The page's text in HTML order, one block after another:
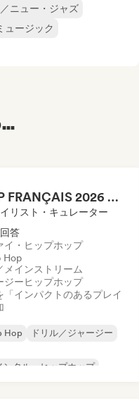
ニュー・ジャズ
ュージック
RAP FRANÇAIS 2026 🔥🇫🇷 (Way Records)
リスト・キュレーター
答
イ・ヒップホップ
Hop
メインストリーム
ジーヒップホップ
「インパクトのあるプレイ
Hop
ドリル／ジャージー
ンタル・ヒップホップ